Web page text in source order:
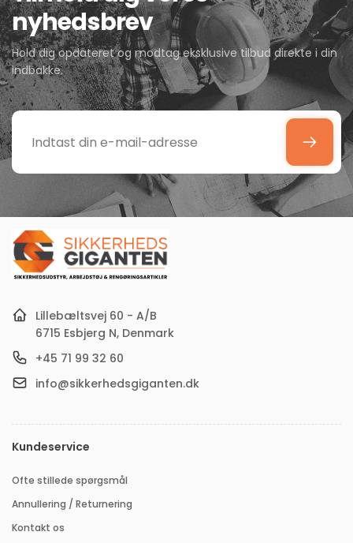
nyhedsbrev
Hold dig opdateret og modtag eksklusive tilbud direkte i din
indbakke.
Indtast
e-
mail-
adresse
Lillebæltsvej 60 - A/B
6715 Esbjerg N, Denmark
+45 71 99 32 60
info@sikkerhedsgiganten.dk
Kundeservice
Ofte stillede spørgsmål
Annullering / Returnering
Kontakt os